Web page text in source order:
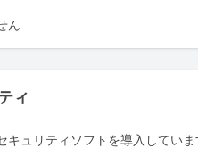
ん
ィ
キュリティソフトを導入していま